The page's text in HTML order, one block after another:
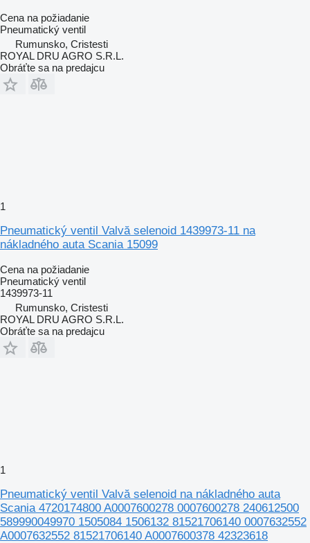
Cena na požiadanie
Pneumatický ventil
Rumunsko, Cristesti
ROYAL DRU AGRO S.R.L.
Obráťte sa na predajcu
1
Pneumatický ventil Valvă selenoid 1439973-11 na
nákladného auta Scania 15099
Cena na požiadanie
Pneumatický ventil
1439973-11
Rumunsko, Cristesti
ROYAL DRU AGRO S.R.L.
Obráťte sa na predajcu
1
Pneumatický ventil Valvă selenoid na nákladného auta
Scania 4720174800 A0007600278 0007600278 240612500
589990049970 1505084 1506132 81521706140 0007632552
A0007632552 81521706140 A0007600378 42323618